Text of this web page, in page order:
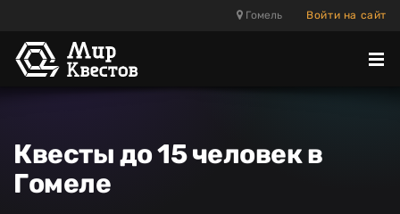
Гомель Войти на сайт
Квесты до 15 человек в
Гомеле